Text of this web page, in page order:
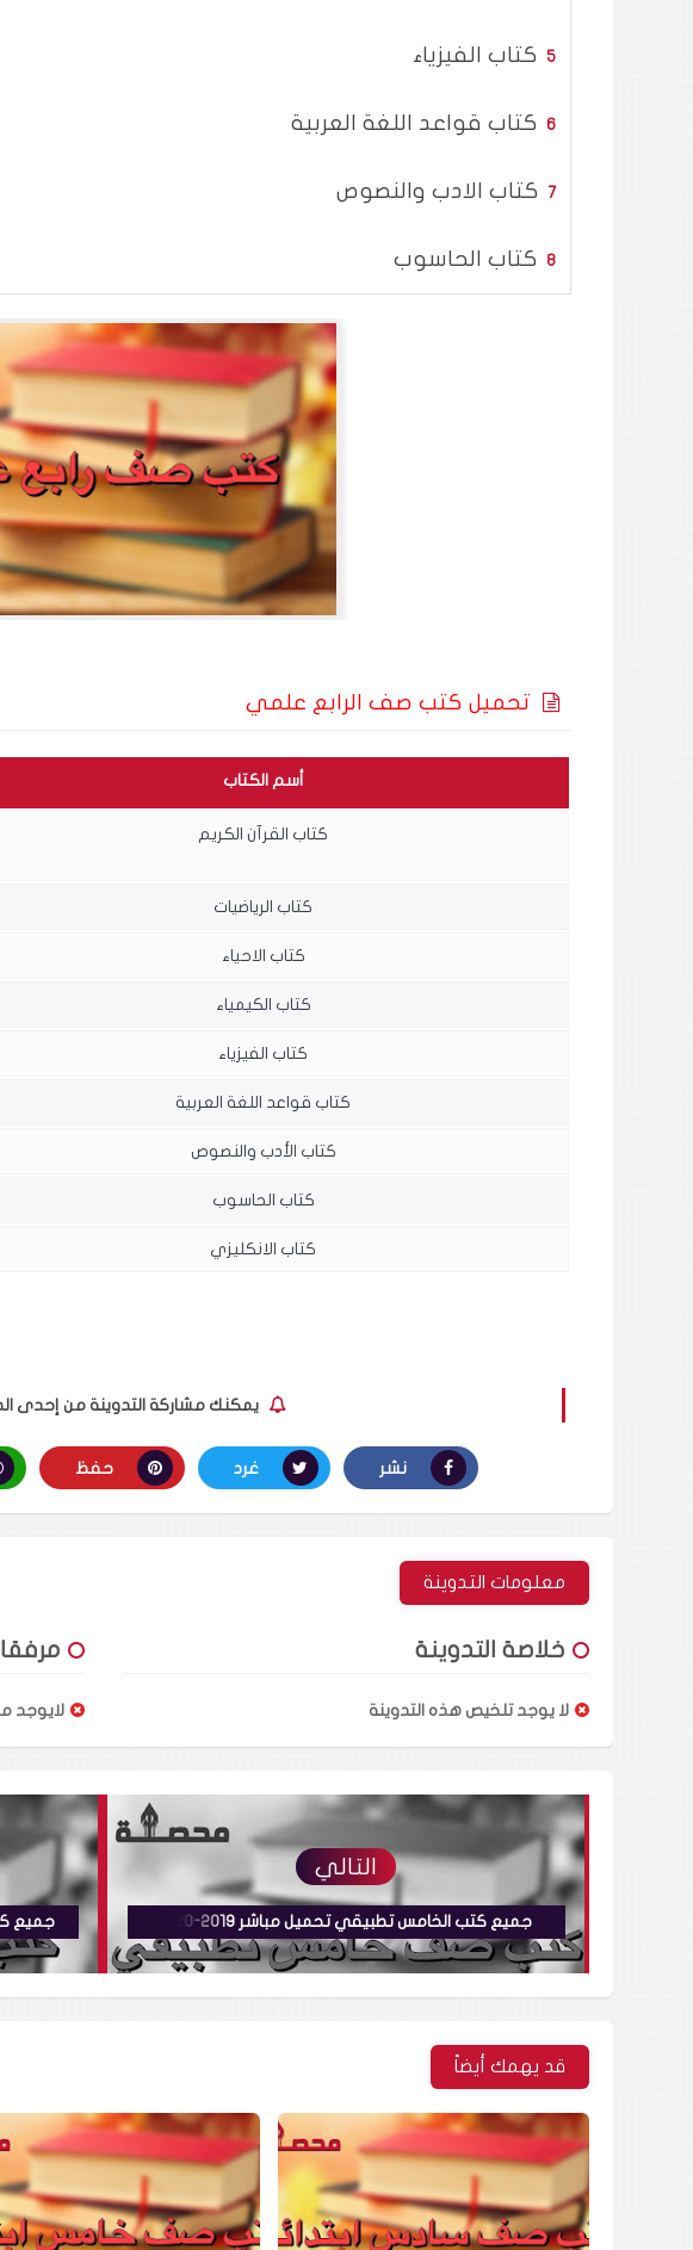
كتاب الفيزياء
كتاب قواعد اللغة العربية
كتاب الادب والنصوص
كتاب الحاسوب
تحميل كتب صف الرابع علمي
أسم الكتاب
كتاب القرآن الكريم
كتاب الرياضيات
كتاب الاحياء
كتاب الكيمياء
كتاب الفيزياء
كتاب قواعد اللغة العربية
كتاب الأدب والنصوص
كتاب الحاسوب
كتاب الانكليزي
يمكنك مشاركة التدوينة من إحدى
نشر غرد حفظ
معلومات التدوينة
خلاصة التدوينة
لا يوجد تلخيص هذه التدوينة لايوجد
التالي
جميع كتب الخامس تطبيقي تحميل مباشر 2019-2020 جميع
قد يهمك أيضاً